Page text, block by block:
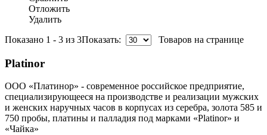
Отложить
Удалить
Показано 1 - 3 из 3Показать: Товаров на странице
Platinor
ООО «Платинор» - современное российское предприятие,
специализирующееся на производстве и реализации мужских
и женских наручных часов в корпусах из серебра, золота 585 и
750 пробы, платины и палладия под марками «Platinor» и
«Чайка»